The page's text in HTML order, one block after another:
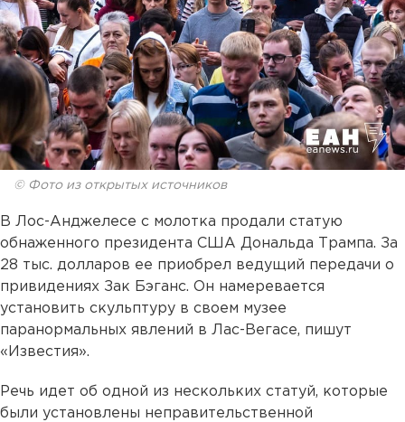
© Фото из открытых источников
В Лос-Анджелесе с молотка продали статую
обнаженного президента США Дональда Трампа. За
28 тыс. долларов ее приобрел ведущий передачи о
привидениях Зак Бэганс. Он намеревается
установить скульптуру в своем музее
паранормальных явлений в Лас-Вегасе, пишут
«Известия».
Речь идет об одной из нескольких статуй, которые
были установлены неправительственной